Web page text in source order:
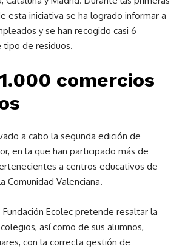
esta iniciativa se ha logrado informar a
y se han recogido casi 6
de residuos.
comercios
a cabo la segunda edición de
en la que han participado más de
a centros educativos de
Comunidad Valenciana.
Fundación Ecolec pretende resaltar la
así como de sus alumnos,
con la correcta gestión de